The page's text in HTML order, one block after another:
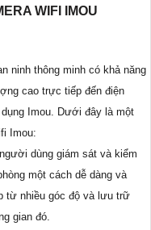
WIFI IMOU
ninh thông minh có khả năng
cao trực tiếp đến điện
Imou. Dưới đây là một
Imou:
dùng giám sát và kiểm
một cách dễ dàng và
từ nhiều góc độ và lưu trữ
gian đó.